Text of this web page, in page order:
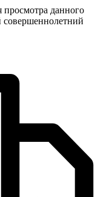
просмотра данного
совершеннолетний